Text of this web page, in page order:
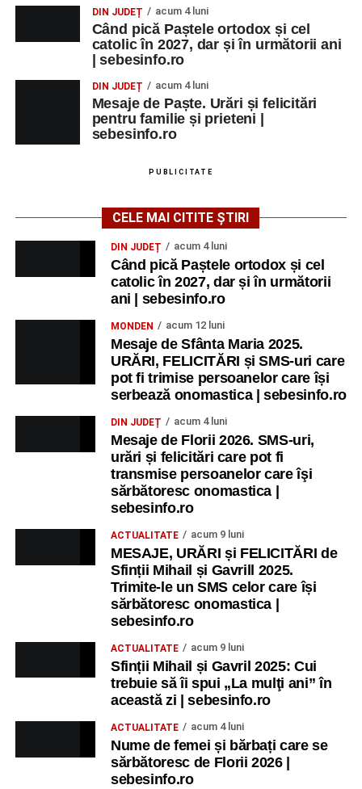
DIN JUDEȚ acum 4 luni
Când pică Paștele ortodox și cel
catolic în 2027, dar și în următorii ani
| sebesinfo.ro
DIN JUDEȚ acum 4 luni
Mesaje de Paște. Urări și felicitări
pentru familie și prieteni |
sebesinfo.ro
PUBLICITATE
CELE MAI CITITE ȘTIRI
DIN JUDEȚ acum 4 luni
Când pică Paștele ortodox și cel
catolic în 2027, dar și în următorii
ani | sebesinfo.ro
MONDEN acum 12 luni
Mesaje de Sfânta Maria 2025.
URĂRI, FELICITĂRI și SMS-uri care
pot fi trimise persoanelor care își
serbează onomastica | sebesinfo.ro
DIN JUDEȚ acum 4 luni
Mesaje de Florii 2026. SMS-uri,
urări și felicitări care pot fi
transmise persoanelor care îşi
sărbătoresc onomastica |
sebesinfo.ro
ACTUALITATE acum 9 luni
MESAJE, URĂRI și FELICITĂRI de
Sfinții Mihail și Gavrill 2025.
Trimite-le un SMS celor care își
sărbătoresc onomastica |
sebesinfo.ro
ACTUALITATE acum 9 luni
Sfinții Mihail și Gavril 2025: Cui
trebuie să îi spui „La mulţi ani” în
această zi | sebesinfo.ro
ACTUALITATE acum 4 luni
Nume de femei și bărbați care se
sărbătoresc de Florii 2026 |
sebesinfo.ro